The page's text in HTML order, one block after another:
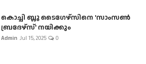
കൊച്ചി ബ്ലൂ ടൈഗേഴ്സിനെ 'സാംസൺ
ബ്രദേഴ്സ്' നയിക്കും
Admin Jul 15, 2025 0